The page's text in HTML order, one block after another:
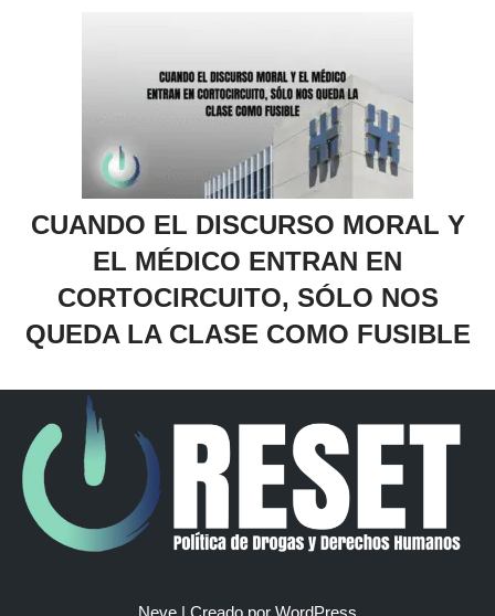
CUANDO EL DISCURSO MORAL Y
EL MÉDICO ENTRAN EN
CORTOCIRCUITO, SÓLO NOS
QUEDA LA CLASE COMO FUSIBLE